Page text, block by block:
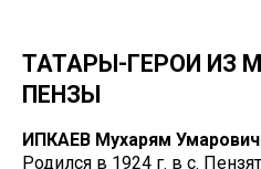
ТАТАРЫ-ГЕРОИ ИЗ
ПЕНЗЫ
ИПКАЕВ Мухарям Умарович
Родился в 1924 г. в с.